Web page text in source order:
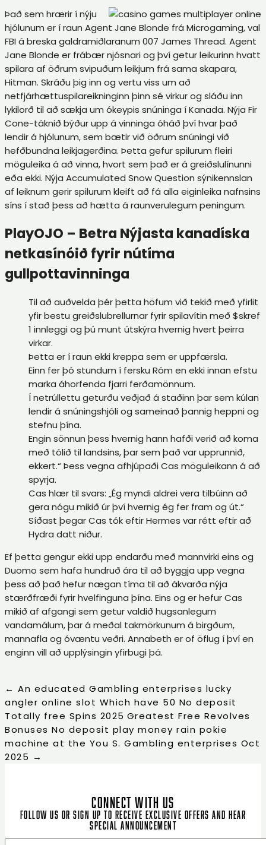
Það sem hrærir í nýju
hjólunum er í raun Agent Jane Blonde frá Microgaming, val
FBI á breska galdramiðlaranum 007 James Thread. Agent
Jane Blonde er frábær njósnari og því getur leikurinn hvatt
spilara af öðrum svipuðum leikjum frá sama skapara,
Hitman. Skráðu þig inn og vertu viss um að
netfjárhættuspilareikninginn þinn sé virkur og sláðu inn
lykilorð til að sækja um ókeypis snúninga í Kanada. Nýja Fir
Cone-táknið býður upp á vinninga óháð því hvar það
lendir á hjólunum, sem bætir við öðrum snúningi við
hefðbundna leikjagerðina. Þetta gefur spilurum fleiri
möguleika á að vinna, hvort sem það er á greiðslulínunni
eða ekki. Nýja Accumulated Snow Question sýnikennslan
af leiknum gerir spilurum kleift að fá alla eiginleika nafnsins
síns í stað þess að hætta á raunverulegum peningum.
PlayOJO – Betra Nýjasta kanadíska
netkasínóið fyrir nútíma
gullpottavinninga
Til að auðvelda þér þetta höfum við tekið með yfirlit
yfir bestu greiðslubrellurnar fyrir spilavítin með $skref
1 innleggi og þú munt útskýra hvernig hvert þeirra
virkar.
Þetta er í raun ekki kreppa sem er uppfærsla.
Einn fer þó stundum í fersku Róm en ekki innan efstu
marka áhorfenda fjarri ferðamönnum.
Í netrúllettu geturðu veðjað á staðinn þar sem kúlan
lendir á snúningshjóli og sameinað þannig heppni og
stefnu þína.
Engin sönnun þess hvernig hann hafði verið að koma
með tólið til landsins, þar sem það var upprunnið,
ekkert.“ Þess vegna afhjúpaði Cas möguleikann á að
spyrja.
Cas hlær til svars: „Ég myndi aldrei vera tilbúinn að
gera nógu mikið úr því hvernig ég fer fram og út.“
Síðast þegar Cas tók eftir Hermes var rétt eftir að
Hydra datt niður.
Ef þetta gengur ekki upp endarðu með mannvirki eins og
Duomo sem hafa hundruð ára til að byggja upp vegna
þess að það hefur nægan tíma til að ákvarða nýja
stærðfræði fyrir hvelfinguna þína. Eins og er hefur Cas
mikið af afgangi sem getur valdið hugsanlegum
vandamálum, þar á meðal takmörkunum á birgðum,
mannafla og óvæntu veðri. Annabeth er of öflug í því en
enginn vill að upplýsingin yfirbugi þá.
← An educated Gambling enterprises lucky
angler online slot Which have 50 No deposit
Totally free Spins 2025 Greatest Free Revolves
Bonuses No deposit play money rain pokie
machine at the You S. Gambling enterprises Oct
2025 →
CONNECT WITH US
Follow us or sign up to receive exclusive offers and hear
special announcement